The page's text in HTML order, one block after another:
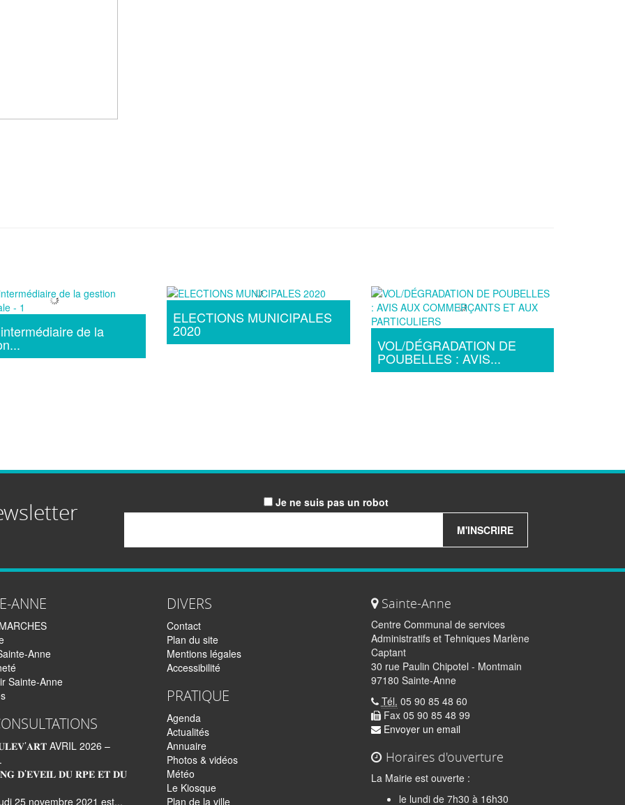
de la
ELECTIONS MUNICIPALES
2020
VOL/DÉGRADATION DE
POUBELLES : AVIS...
Je ne suis pas un robot
M'INSCRIRE
ANNE
Anne
Sainte-Anne
AVRIL 2026 –
𝐃’𝐄𝐕𝐄𝐈𝐋 𝐃𝐔 𝐑𝐏𝐄 𝐄𝐓 𝐃𝐔
25 novembre 2021 est...
DIVERS
Contact
Plan du site
Mentions légales
Accessibilité
PRATIQUE
Agenda
Actualités
Annuaire
Photos & vidéos
Météo
Le Kiosque
Plan de la ville
Sainte-Anne
Centre Communal de services
Administratifs et Tehniques Marlène
Captant
30 rue Paulin Chipotel - Montmain
97180 Sainte-Anne
Tél. 05 90 85 48 60
Fax 05 90 85 48 99
Envoyer un email
Horaires d'ouverture
La Mairie est ouverte :
le lundi de 7h30 à 16h30